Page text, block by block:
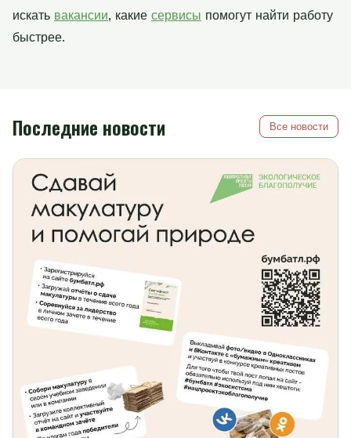
искать вакансии, какие сервисы помогут найти работу
быстрее.
Последние новости Все новости